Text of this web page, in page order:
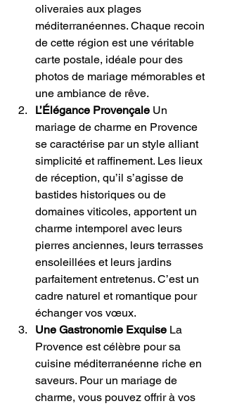
oliveraies aux plages
méditerranéennes. Chaque recoin
de cette région est une véritable
carte postale, idéale pour des
photos de mariage mémorables et
une ambiance de rêve.
L’Élégance Provençale Un
mariage de charme en Provence
se caractérise par un style alliant
simplicité et raffinement. Les lieux
de réception, qu’il s’agisse de
bastides historiques ou de
domaines viticoles, apportent un
charme intemporel avec leurs
pierres anciennes, leurs terrasses
ensoleillées et leurs jardins
parfaitement entretenus. C’est un
cadre naturel et romantique pour
échanger vos vœux.
Une Gastronomie Exquise La
Provence est célèbre pour sa
cuisine méditerranéenne riche en
saveurs. Pour un mariage de
charme, vous pouvez offrir à vos